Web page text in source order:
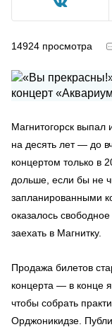
14924 просмотра
Магнитогорск выпал
на десять лет — до
концертом только в
дольше, если бы не
запланированными
оказалось
заехать в Магнитку.
Продажа билетов
концерта — в конце
чтобы собрать
Орджоникидзе.